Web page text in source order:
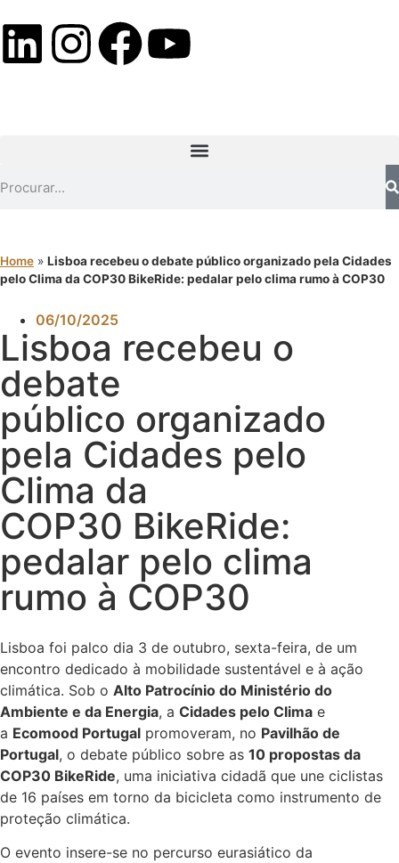
Home » Lisboa recebeu o debate público organizado pela Cidades
pelo Clima da COP30 BikeRide: pedalar pelo clima rumo à COP30
06/10/2025
Lisboa recebeu o
debate
público organizado
pela Cidades pelo
Clima da
COP30 BikeRide:
pedalar pelo clima
rumo à COP30
Lisboa foi palco dia 3 de outubro, sexta-feira, de um
encontro dedicado à mobilidade sustentável e à ação
climática. Sob o Alto Patrocínio do Ministério do
Ambiente e da Energia, a Cidades pelo Clima e
a Ecomood Portugal promoveram, no Pavilhão de
Portugal, o debate público sobre as 10 propostas da
COP30 BikeRide, uma iniciativa cidadã que une ciclistas
de 16 países em torno da bicicleta como instrumento de
proteção climática.
O evento insere-se no percurso eurasiático da